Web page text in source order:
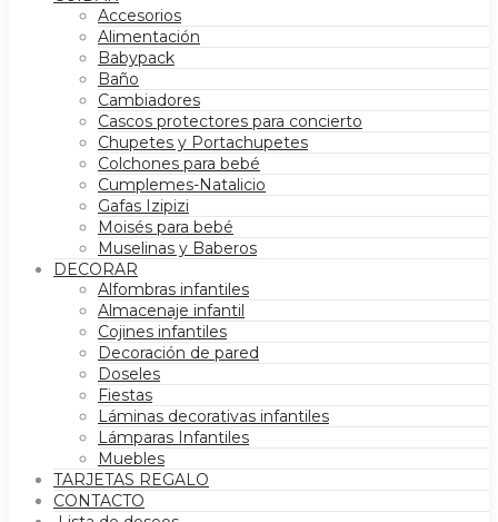
Accesorios
Alimentación
Babypack
Baño
Cambiadores
Cascos protectores para concierto
Chupetes y Portachupetes
Colchones para bebé
Cumplemes-Natalicio
Gafas Izipizi
Moisés para bebé
Muselinas y Baberos
DECORAR
Alfombras infantiles
Almacenaje infantil
Cojines infantiles
Decoración de pared
Doseles
Fiestas
Láminas decorativas infantiles
Lámparas Infantiles
Muebles
TARJETAS REGALO
CONTACTO